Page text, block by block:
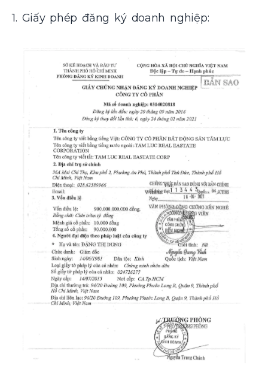
1. Giấy phép đăng ký doanh nghiệp: